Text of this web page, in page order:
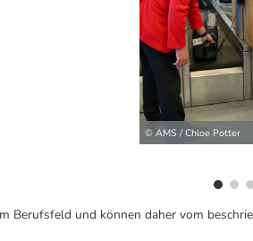
© AMS / Chloe Potter
Berufsfeld und können daher vom